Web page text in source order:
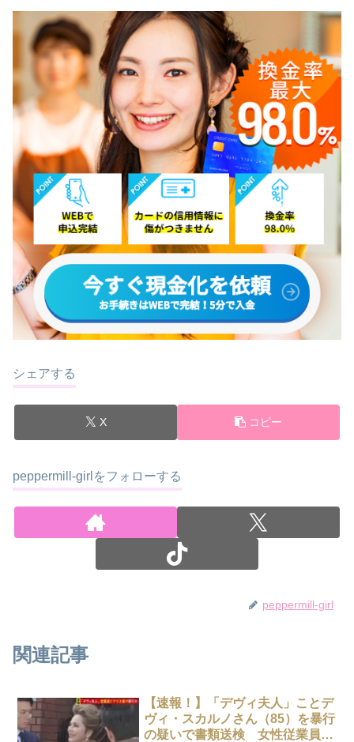
シェアする
X コピー
peppermill-girlをフォローする
peppermill-girl
関連記事
【速報！】「デヴィ夫人」ことデ
ヴィ・スカルノさん（85）を暴行
の疑いで書類送検 女性従業員に